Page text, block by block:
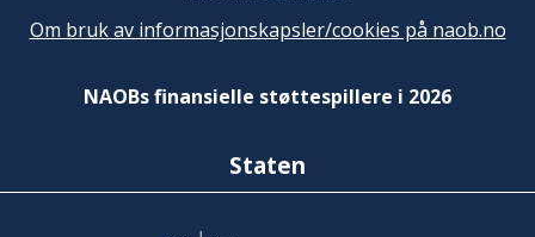
Om bruk av informasjonskapsler/cookies på naob.no
NAOBs finansielle støttespillere i 2026
Staten